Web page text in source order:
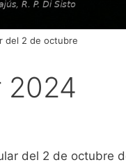
del 2 de octubre
2024
del 2 de octubre